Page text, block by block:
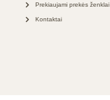
Prekiaujami prekės ženklai
Kontaktai